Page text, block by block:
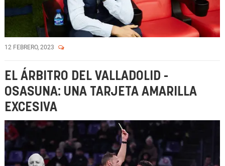
12 FEBRERO, 2023
EL ÁRBITRO DEL VALLADOLID -
OSASUNA: UNA TARJETA AMARILLA
EXCESIVA